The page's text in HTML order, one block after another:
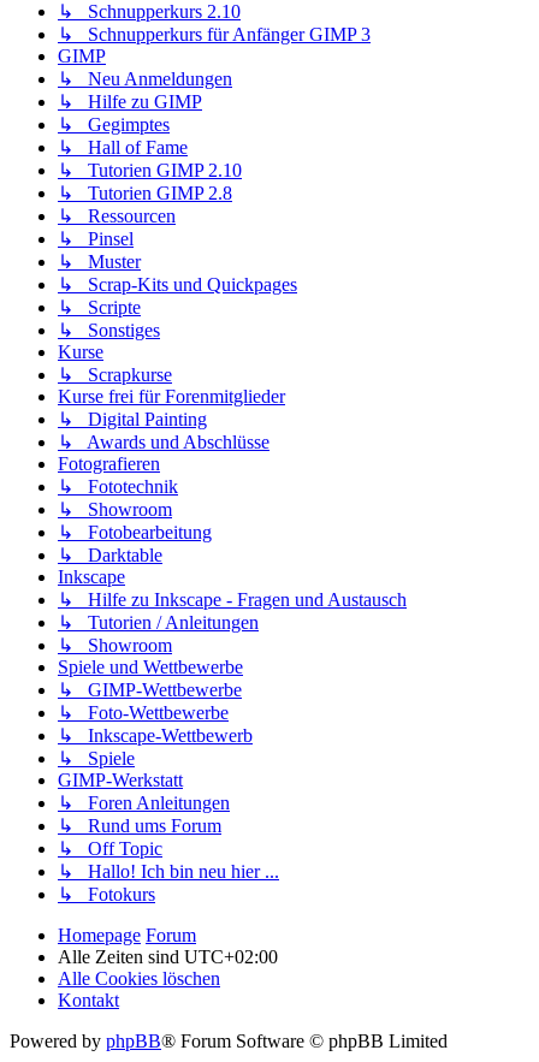
↳ Schnupperkurs 2.10
↳ Schnupperkurs für Anfänger GIMP 3
GIMP
↳ Neu Anmeldungen
↳ Hilfe zu GIMP
↳ Gegimptes
↳ Hall of Fame
↳ Tutorien GIMP 2.10
↳ Tutorien GIMP 2.8
↳ Ressourcen
↳ Pinsel
↳ Muster
↳ Scrap-Kits und Quickpages
↳ Scripte
↳ Sonstiges
Kurse
↳ Scrapkurse
Kurse frei für Forenmitglieder
↳ Digital Painting
↳ Awards und Abschlüsse
Fotografieren
↳ Fototechnik
↳ Showroom
↳ Fotobearbeitung
↳ Darktable
Inkscape
↳ Hilfe zu Inkscape - Fragen und Austausch
↳ Tutorien / Anleitungen
↳ Showroom
Spiele und Wettbewerbe
↳ GIMP-Wettbewerbe
↳ Foto-Wettbewerbe
↳ Inkscape-Wettbewerb
↳ Spiele
GIMP-Werkstatt
↳ Foren Anleitungen
↳ Rund ums Forum
↳ Off Topic
↳ Hallo! Ich bin neu hier ...
↳ Fotokurs
Homepage Forum
Alle Zeiten sind UTC+02:00
Alle Cookies löschen
Kontakt
Powered by phpBB® Forum Software © phpBB Limited